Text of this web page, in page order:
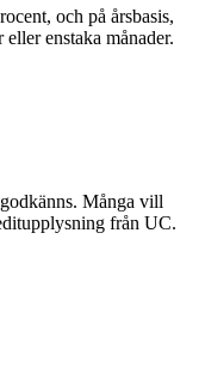
och på årsbasis,
enstaka månader.
Många vill
från UC.